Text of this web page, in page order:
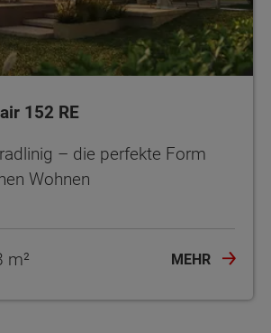
152 RE
– die perfekte Form
Wohnen
MEHR